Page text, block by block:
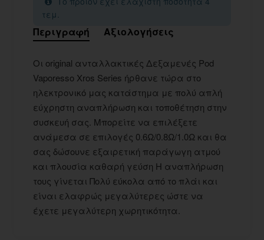
τεμ.
Περιγραφή Αξιολογήσεις
Οι original ανταλλακτικές Δεξαμενές Pod
Vaporesso Xros Series ήρθανε τώρα στο
ηλεκτρονικό μας κατάστημα με πολύ απλή
εύχρηστη αναπλήρωση και τοποθέτηση στην
συσκευή σας. Μπορείτε να επιλέξετε
ανάμεσα σε επιλογές 0.6Ω/0.8Ω/1.0Ω και θα
σας δώσουνε εξαιρετική παράγωγη ατμού
και πλουσία καθαρή γεύση Η αναπλήρωση
τους γίνεται Πολύ εύκολα από το πλάι και
είναι ελαφρώς μεγαλύτερες ώστε να
έχετε μεγαλύτερη χωρητικότητα.